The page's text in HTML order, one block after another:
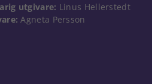
utgivare: Linus Hellerstedt
Agneta Persson
Nödvändiga